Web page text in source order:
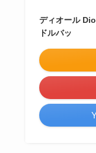
ディオール
ドルバッ